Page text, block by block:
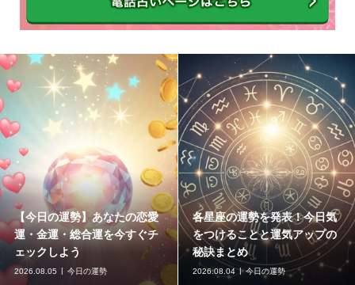
【今日の運勢】あなたの恋愛
運・金運・総合運を今すぐチ
ェックしよう
2026.08.05 今日の運勢
各星座の運勢を発表！今日気
をつけることと運気アップの
秘訣まとめ
2026.08.04 今日の運勢